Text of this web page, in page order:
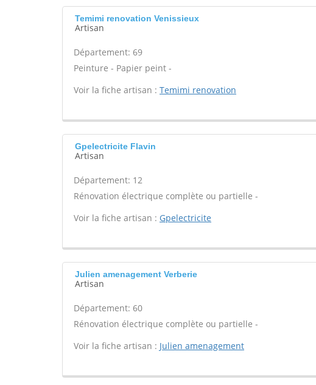
Temimi renovation Venissieux
Artisan
Département: 69
Peinture - Papier peint -
Voir la fiche artisan : Temimi renovation
Gpelectricite Flavin
Artisan
Département: 12
Rénovation électrique complète ou partielle -
Voir la fiche artisan : Gpelectricite
Julien amenagement Verberie
Artisan
Département: 60
Rénovation électrique complète ou partielle -
Voir la fiche artisan : Julien amenagement